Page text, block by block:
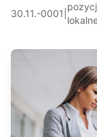
30.11.-0001